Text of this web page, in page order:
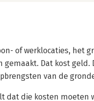
of werklocaties, het
gemaakt. Dat kost
van de
dat die kosten moeten